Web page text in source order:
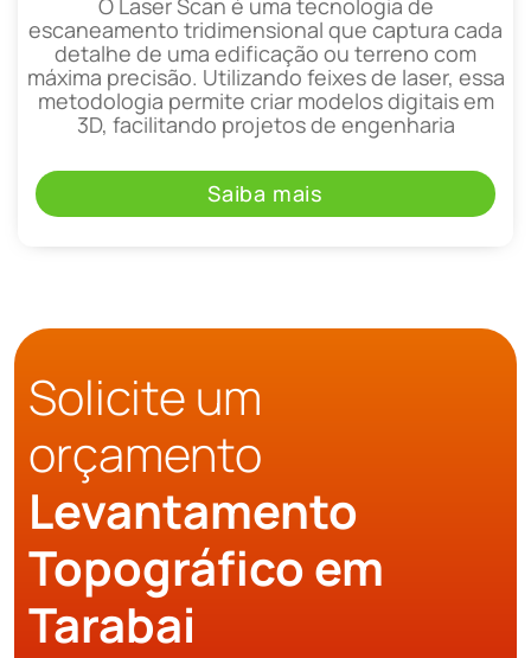
escaneamento tridimensional que captura cada
detalhe de uma edificação ou terreno com
máxima precisão. Utilizando feixes de laser, essa
metodologia permite criar modelos digitais em
3D, facilitando projetos de engenharia
Saiba mais
Solicite um
orçamento
Levantamento
Topográfico em
Tarabai